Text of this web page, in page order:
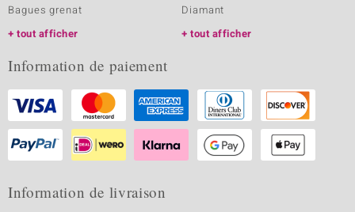
Bagues grenat
tout afficher
Diamant
tout afficher
Information de paiement
Information de livraison